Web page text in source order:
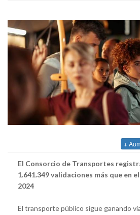
+
El Consorcio de Transportes
1.641.349 validaciones más que en
2024
El transporte público sigue ganando